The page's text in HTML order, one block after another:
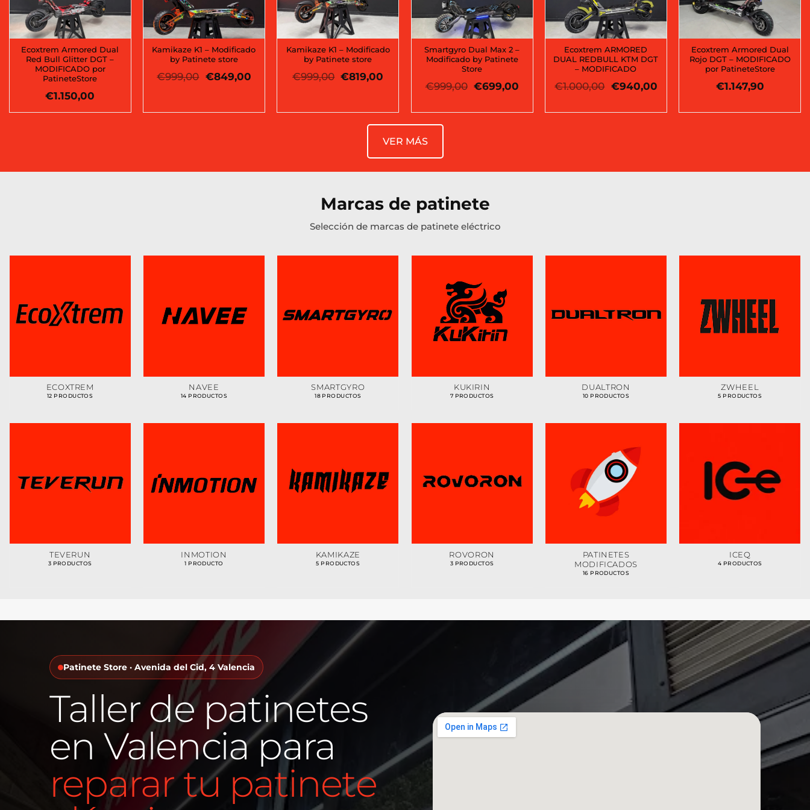
Ecoxtrem Armored Dual
Red Bull Glitter DGT –
MODIFICADO por
PatineteStore
€1.150,00
Kamikaze K1 – Modificado
by Patinete store
€999,00 El
precio
€999,00.
€849,00El
€849,00.
Kamikaze K1 – Modificado
by Patinete store
€999,00 El
precio
€999,00.
€819,00
€819,00.
Smartgyro Dual Max 2 –
Modificado by Patinete
Store
€999,00 El
precio
era:
€699,00El
es:
Ecoxtrem ARMORED
DUAL REDBULL KTM DGT
– MODIFICADO
€1.000,00 El
precio
era:
€940,00El
es:
Ecoxtrem Armored Dual
Rojo DGT – MODIFICADO
por PatineteStore
€1.147,90
VER MÁS
Marcas de patinete
Selección de marcas de patinete eléctrico
ECOXTREM
12 PRODUCTOS
NAVEE
14 PRODUCTOS
SMARTGYRO
18 PRODUCTOS
KUKIRIN
7 PRODUCTOS
DUALTRON
10 PRODUCTOS
ZWHEEL
5 PRODUCTOS
TEVERUN
3 PRODUCTOS
INMOTION
1 PRODUCTO
KAMIKAZE
5 PRODUCTOS
ROVORON
3 PRODUCTOS
PATINETES
MODIFICADOS
16 PRODUCTOS
ICEQ
4 PRODUCTOS
Patinete Store · Avenida del Cid, 4 Valencia
Taller de patinetes
en Valencia para
reparar tu patinete